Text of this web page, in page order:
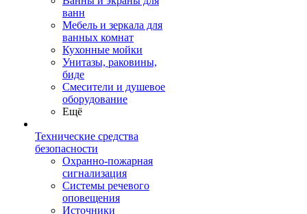
ванн
Мебель и зеркала для
ванных комнат
Кухонные мойки
Унитазы, раковины,
биде
Смесители и душевое
оборудование
Ещё
Технические средства
безопасности
Охранно-пожарная
сигнализация
Системы речевого
оповещения
Источники